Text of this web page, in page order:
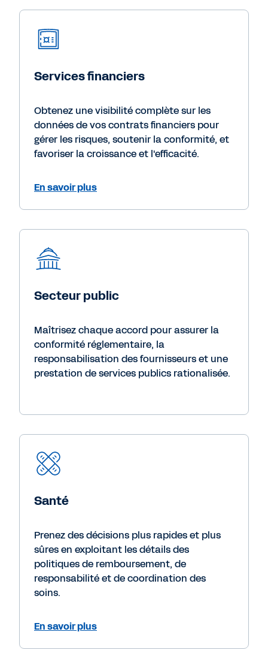
Services financiers
Obtenez une visibilité complète sur les
données de vos contrats financiers pour
gérer les risques, soutenir la conformité, et
favoriser la croissance et l'efficacité.
En savoir plus
Secteur public
Maîtrisez chaque accord pour assurer la
conformité réglementaire, la
responsabilisation des fournisseurs et une
prestation de services publics rationalisée.
Santé
Prenez des décisions plus rapides et plus
sûres en exploitant les détails des
politiques de remboursement, de
responsabilité et de coordination des
soins.
En savoir plus